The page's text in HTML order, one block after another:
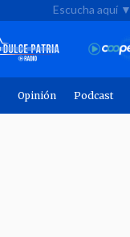
Escucha aquí ▼
Opinión Podcast